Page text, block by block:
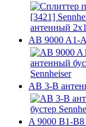
AB 9000 A1-
AB 3-B
A 9000 B1-B8